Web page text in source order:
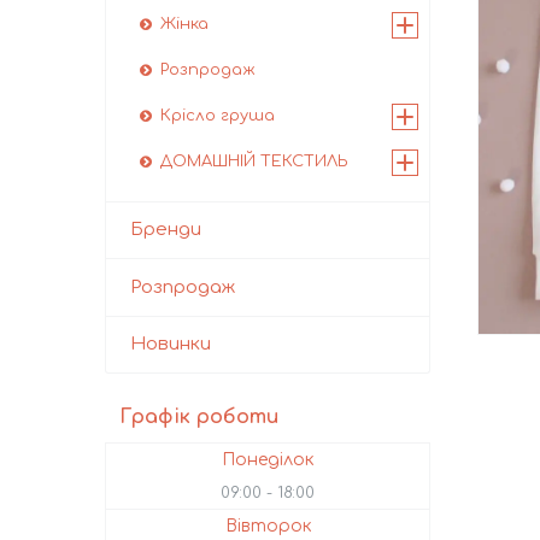
Жінка
Розпродаж
Крісло груша
ДОМАШНІЙ ТЕКСТИЛЬ
Бренди
Розпродаж
Новинки
Графік роботи
Понеділок
09:00 18:00
Вівторок